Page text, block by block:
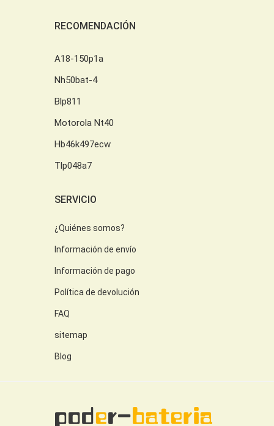
RECOMENDACIÓN
A18-150p1a
Nh50bat-4
Blp811
Motorola Nt40
Hb46k497ecw
Tlp048a7
SERVICIO
¿Quiénes somos?
Información de envío
Información de pago
Política de devolución
FAQ
sitemap
Blog